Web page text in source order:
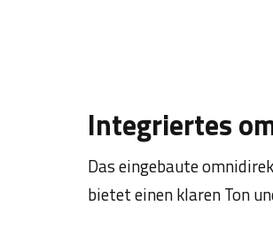
Integriertes
Das eingebaute
bietet einen klaren Ton